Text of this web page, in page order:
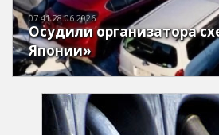
07:41 28.06.2026
Осудили организатора
Японии»